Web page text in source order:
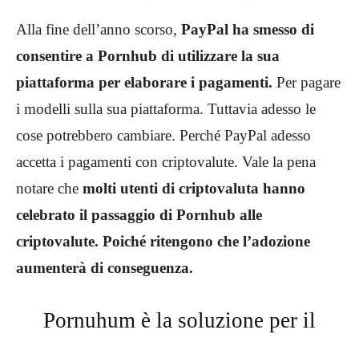
Alla fine dell’anno scorso, PayPal ha smesso di
consentire a Pornhub di utilizzare la sua
piattaforma per elaborare i pagamenti. Per pagare
i modelli sulla sua piattaforma. Tuttavia adesso le
cose potrebbero cambiare. Perché PayPal adesso
accetta i pagamenti con criptovalute. Vale la pena
notare che molti utenti di criptovaluta hanno
celebrato il passaggio di Pornhub alle
criptovalute. Poiché ritengono che l’adozione
aumenterà di conseguenza.
Pornuhum è la soluzione per il